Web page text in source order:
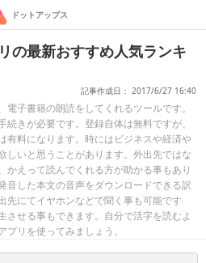
ドットアップス
の最新おすすめ人気ランキ
記事作成日： 2017/6/27 16:40
電子書籍の朗読をしてくれるツールです。
きが必要です。登録自体は無料ですが、
有料になります。時にはビジネスや経済や
しいと思うことがあります。外出先ではな
かえって読んでくれる方が助かる事もあり
音した本文の音声をダウンロードできる訳
先にてイヤホンなどで聞く事も可能です
させる事もできます。自分で活字を読むよ
リを使ってみましょう。